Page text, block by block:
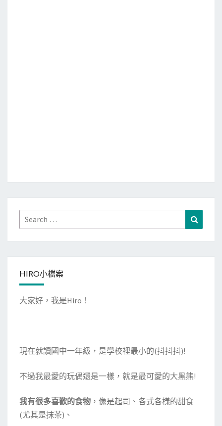
Search
for:
HIRO小檔案
大家好，我是Hiro！
現在就讀國中一年級，是學校裡最小的(抖抖抖)!
不過我最愛的玩偶還是一樣，就是最可愛的大黑熊!
我有很多喜歡的食物 ，像是起司、各式各樣的甜食
(尤其是抹茶)、